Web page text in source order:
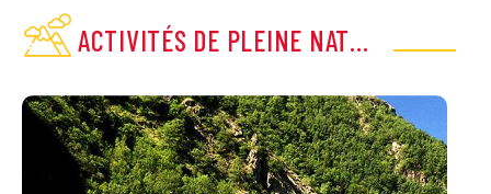
ACTIVITÉS DE PLEINE NATURE